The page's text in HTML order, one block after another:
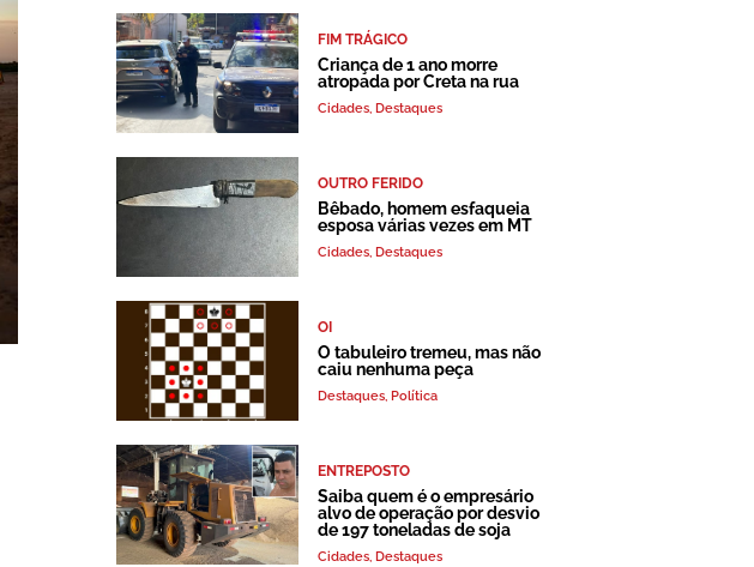
FIM TRÁGICO
Criança de 1 ano morre
atropada por Creta na rua
Cidades, Destaques
OUTRO FERIDO
Bêbado, homem esfaqueia
esposa várias vezes em MT
Cidades, Destaques
OI
O tabuleiro tremeu, mas não
caiu nenhuma peça
Destaques, Política
ENTREPOSTO
Saiba quem é o empresário
alvo de operação por desvio
de 197 toneladas de soja
Cidades, Destaques